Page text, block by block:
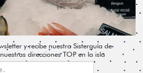
y recibe nuestra Sisterguía de
direcciones TOP en la isla